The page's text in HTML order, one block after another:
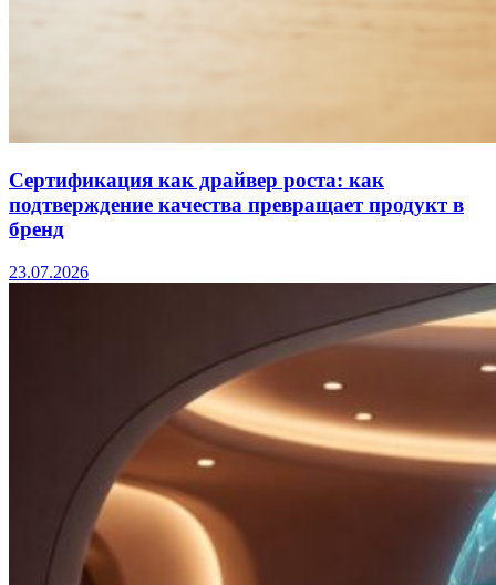
Сертификация как драйвер роста: как
подтверждение качества превращает продукт в
бренд
23.07.2026